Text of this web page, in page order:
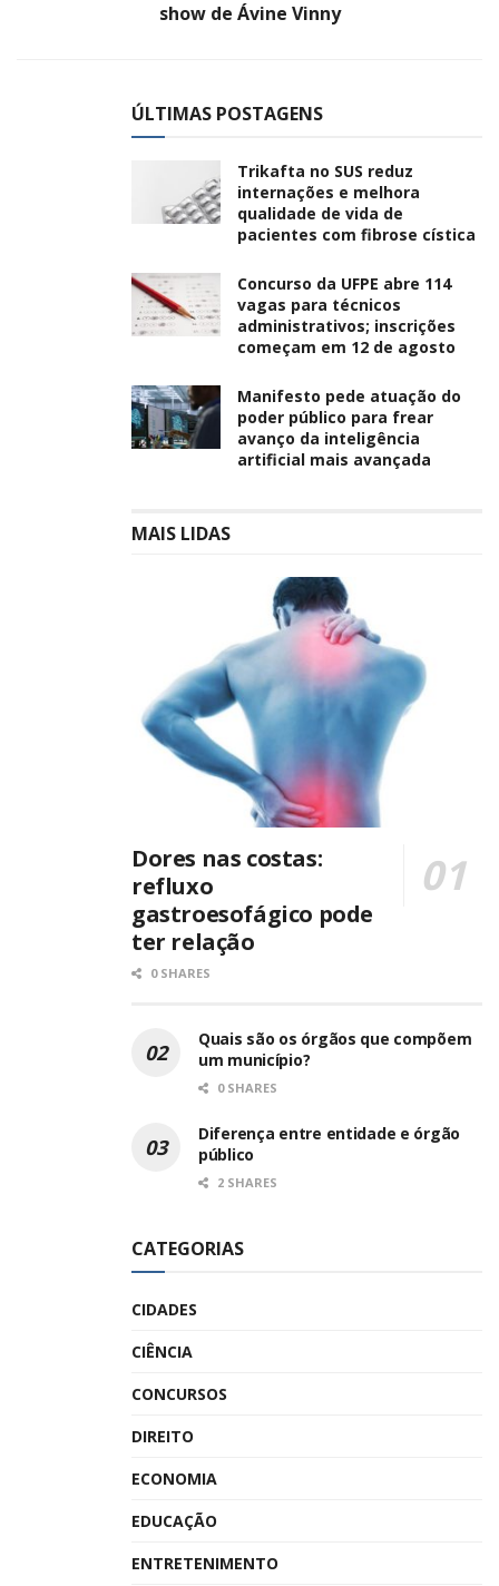
show de Ávine Vinny
ÚLTIMAS POSTAGENS
Trikafta no SUS reduz
internações e melhora
qualidade de vida de
pacientes com fibrose cística
Concurso da UFPE abre 114
vagas para técnicos
administrativos; inscrições
começam em 12 de agosto
Manifesto pede atuação do
poder público para frear
avanço da inteligência
artificial mais avançada
MAIS LIDAS
Dores nas costas:
refluxo
gastroesofágico pode
ter relação
0 SHARES
Quais são os órgãos que compõem
um município?
0 SHARES
Diferença entre entidade e órgão
público
2 SHARES
CATEGORIAS
CIDADES
CIÊNCIA
CONCURSOS
DIREITO
ECONOMIA
EDUCAÇÃO
ENTRETENIMENTO